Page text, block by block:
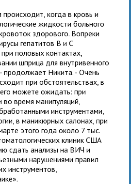
когда в кровь и
жидкости больного
здорового. Вопреки
гепатитов В и С
половых контактах,
шприца для внутривенного
продолжает Никита. - Очень
при обстоятельствах, в
можете ожидать: при
во время манипуляций,
инструментами,
в маникюрных салонах, при
этого года около 7 тыс.
клиник США
сдать анализы на ВИЧ и
нарушениями правил
инструментов,